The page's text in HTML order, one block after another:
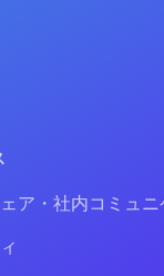
ア・社内コミュ